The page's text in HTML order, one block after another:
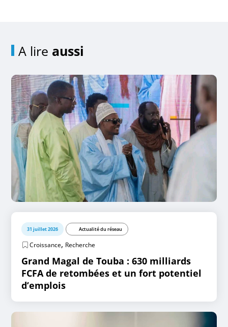
A lire aussi
31 juillet 2026 Actualité du réseau
Croissance, Recherche
Grand Magal de Touba : 630 milliards
FCFA de retombées et un fort potentiel
d’emplois